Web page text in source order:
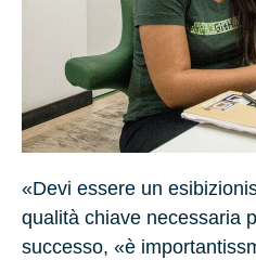
«Devi essere un
qualità chiave necessaria
successo, «è